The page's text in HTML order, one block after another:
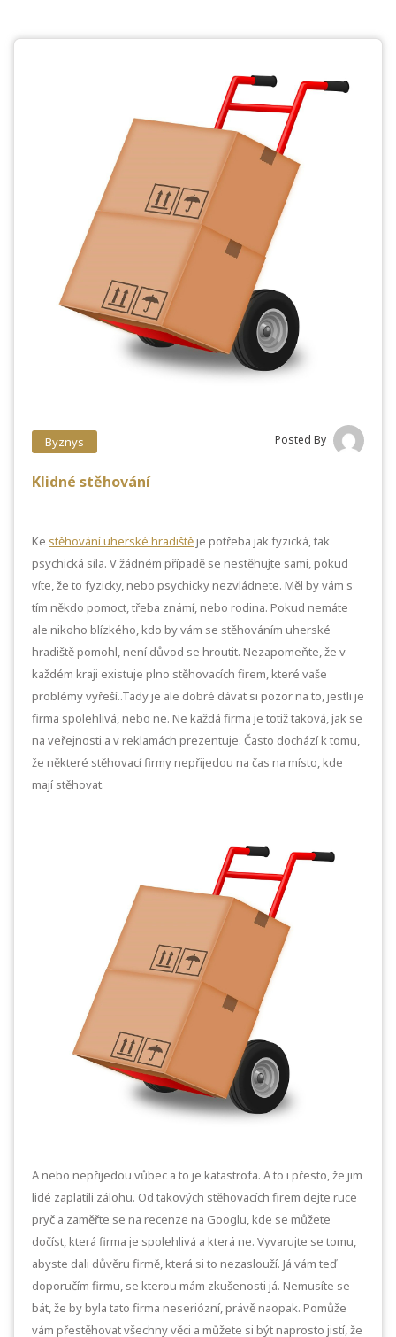
Byznys Posted By
Klidné stěhování
Ke stěhování uherské hradištěje potřeba jak fyzická, tak
psychická síla. V žádném případě se nestěhujte sami, pokud
víte, že to fyzicky, nebo psychicky nezvládnete. Měl by vám s
tím někdo pomoct, třeba známí, nebo rodina. Pokud nemáte
ale nikoho blízkého, kdo by vám se stěhováním uherské
hradiště pomohl, není důvod se hroutit. Nezapomeňte, že v
každém kraji existuje plno stěhovacích firem, které vaše
problémy vyřeší..Tady je ale dobré dávat si pozor na to, jestli je
firma spolehlivá, nebo ne. Ne každá firma je totiž taková, jak se
na veřejnosti a v reklamách prezentuje. Často dochází k tomu,
že některé stěhovací firmy nepřijedou na čas na místo, kde
mají stěhovat.
A nebo nepřijedou vůbec a to je katastrofa. A to i přesto, že jim
lidé zaplatili zálohu. Od takových stěhovacích firem dejte ruce
pryč a zaměřte se na recenze na Googlu, kde se můžete
dočíst, která firma je spolehlivá a která ne. Vyvarujte se tomu,
abyste dali důvěru firmě, která si to nezaslouží. Já vám teď
doporučím firmu, se kterou mám zkušenosti já. Nemusíte se
bát, že by byla tato firma neseriózní, právě naopak. Pomůže
vám přestěhovat všechny věci a můžete si být naprosto jistí, že